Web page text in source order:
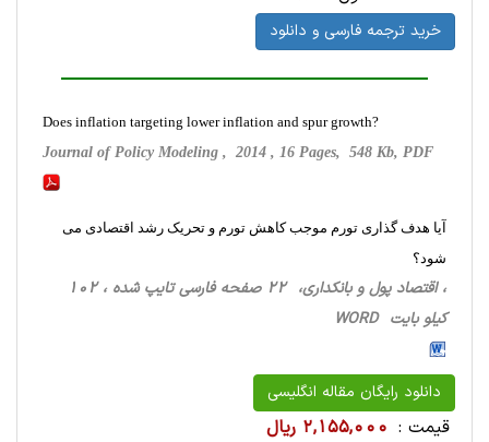
خرید ترجمه فارسی و دانلود
Does inflation targeting lower inflation and spur growth?
Journal of Policy Modeling , 2014 , 16 Pages, 548 Kb, PDF
آیا هدف گذاری تورم موجب کاهش تورم و تحریک رشد اقتصادی می
شود؟
، اقتصاد پول و بانکداری، 22 صفحه فارسی تایپ شده ، 102
کیلو بایت WORD
دانلود رایگان مقاله انگلیسی
قیمت : 2,155,000 ریال